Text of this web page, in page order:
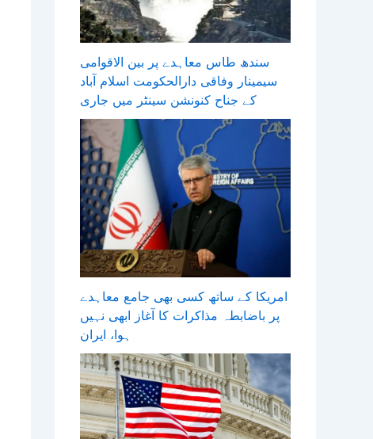
سندھ طاس معاہدے پر بین الاقوامی
سیمینار وفاقی دارالحکومت اسلام آباد
کے جناح کنونشن سینٹر میں جاری
امریکا کے ساتھ کسی بھی جامع معاہدے
پر باضابطہ مذاکرات کا آغاز ابھی نہیں
ہوا، ایران